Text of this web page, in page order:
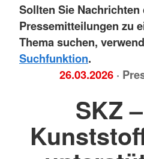
Sollten Sie Nachrichten
Pressemitteilungen zu
Thema suchen,
Suchfunktion.
26.03.2026 ·
SKZ